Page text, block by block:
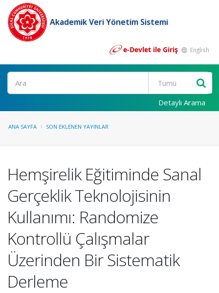
Akademik Veri Yönetim Sistemi
e-Devlet ile Giriş English
Ara
Detaylı Arama
ANA SAYFA SON EKLENEN YAYINLAR
Hemşirelik Eğitiminde Sanal
Gerçeklik Teknolojisinin
Kullanımı: Randomize
Kontrollü Çalışmalar
Üzerinden Bir Sistematik
Derleme